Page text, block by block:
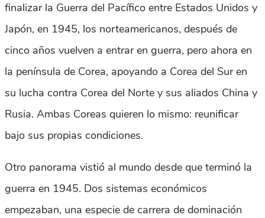
finalizar la Guerra del Pacífico entre Estados Unidos y
Japón, en 1945, los norteamericanos, después de
cinco años vuelven a entrar en guerra, pero ahora en
la península de Corea, apoyando a Corea del Sur en
su lucha contra Corea del Norte y sus aliados China y
Rusia. Ambas Coreas quieren lo mismo: reunificar
bajo sus propias condiciones.
Otro panorama vistió al mundo desde que terminó la
guerra en 1945. Dos sistemas económicos
empezaban, una especie de carrera de dominación